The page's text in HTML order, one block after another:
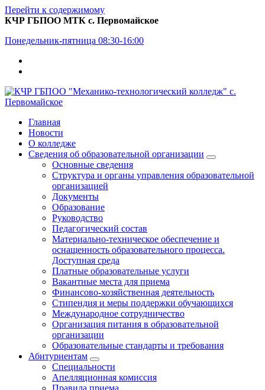
Перейти к содержимому
КЧР ГБПОО МТК с. Первомайское
Понедельник-пятница 08:30-16:00
Главная
Новости
О колледже
Сведения об образовательной организации
Основные сведения
Структура и органы управления образовательной
организацией
Документы
Образование
Руководство
Педагогический состав
Материально-техническое обеспечение и
оснащенность образовательного процесса.
Доступная среда
Платные образовательные услуги
Вакантные места для приема
Финансово-хозяйственная деятельность
Стипендия и меры поддержки обучающихся
Международное сотрудничество
Организация питания в образовательной
организации
Образовательные стандарты и требования
Абитуриентам
Специальности
Апелляционная комиссия
Правила приема